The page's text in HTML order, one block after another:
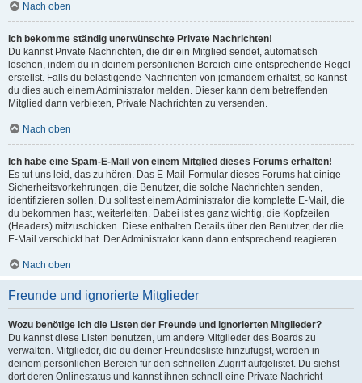
Nach oben
Ich bekomme ständig unerwünschte Private Nachrichten!
Du kannst Private Nachrichten, die dir ein Mitglied sendet, automatisch
löschen, indem du in deinem persönlichen Bereich eine entsprechende Regel
erstellst. Falls du belästigende Nachrichten von jemandem erhältst, so kannst
du dies auch einem Administrator melden. Dieser kann dem betreffenden
Mitglied dann verbieten, Private Nachrichten zu versenden.
Nach oben
Ich habe eine Spam-E-Mail von einem Mitglied dieses Forums erhalten!
Es tut uns leid, das zu hören. Das E-Mail-Formular dieses Forums hat einige
Sicherheitsvorkehrungen, die Benutzer, die solche Nachrichten senden,
identifizieren sollen. Du solltest einem Administrator die komplette E-Mail, die
du bekommen hast, weiterleiten. Dabei ist es ganz wichtig, die Kopfzeilen
(Headers) mitzuschicken. Diese enthalten Details über den Benutzer, der die
E-Mail verschickt hat. Der Administrator kann dann entsprechend reagieren.
Nach oben
Freunde und ignorierte Mitglieder
Wozu benötige ich die Listen der Freunde und ignorierten Mitglieder?
Du kannst diese Listen benutzen, um andere Mitglieder des Boards zu
verwalten. Mitglieder, die du deiner Freundesliste hinzufügst, werden in
deinem persönlichen Bereich für den schnellen Zugriff aufgelistet. Du siehst
dort deren Onlinestatus und kannst ihnen schnell eine Private Nachricht